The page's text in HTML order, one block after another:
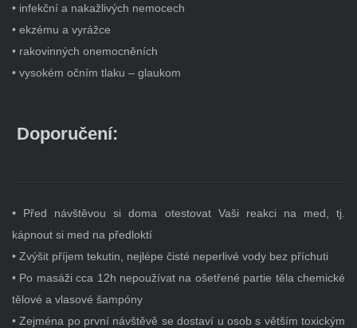
• infekční a nakažlivých nemocech
• ekzému a vyrážce
• rakovinných onemocněních
• vysokém očním tlaku – glaukom
Doporučení:
•Před návštěvou si doma otestovat Vaši reakci na med, tj.
kápnout si med na předloktí
• Zvýšit příjem tekutin, nejlépe čisté neperlivé vody bez příchuti
• Po masáži cca 12h nepoužívat na ošetřené partie těla chemické
tělové a vlasové šampóny
• Zejména po první návštěvě se dostaví u osob s větším toxickým